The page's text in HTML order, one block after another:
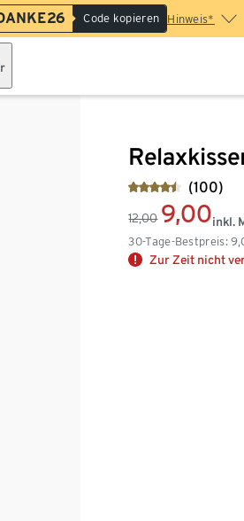
Code kopieren Hinweis*
(100)
12,00 9,00
30-Tage-Bestpreis:
inkl.
Zur Zeit nicht